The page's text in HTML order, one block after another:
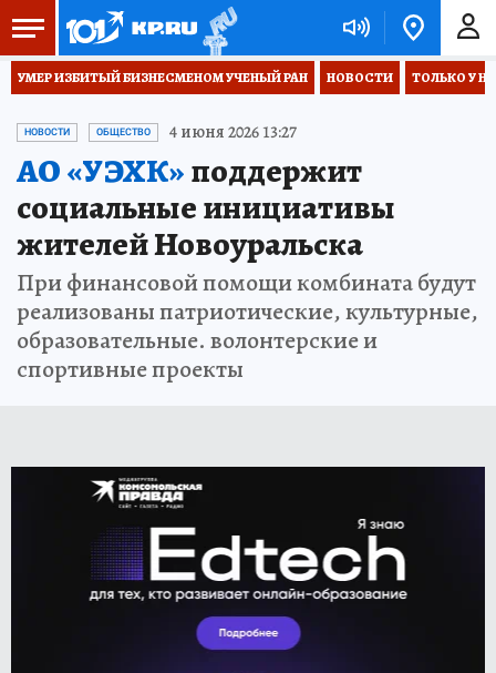
УМЕР ИЗБИТЫЙ БИЗНЕСМЕНОМ УЧЕНЫЙ РАН НОВОСТИ ТОЛЬКО У
НОВОСТИ ОБЩЕСТВО 4 июня 2026 13:27
АО «УЭХК»поддержит
социальные инициативы
жителей Новоуральска
При финансовой помощи комбината будут
реализованы патриотические, культурные,
образовательные. волонтерские и
спортивные проекты